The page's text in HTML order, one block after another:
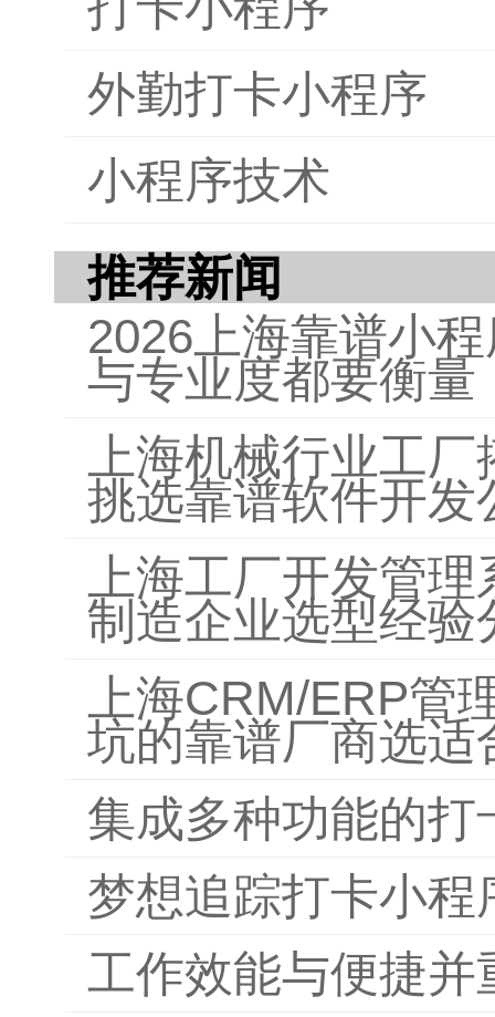
外勤打卡小程序
小程序技术
推荐新闻
2026上海靠谱小
与专业度都要衡量
上海机械行业工
挑选靠谱软件开发
上海工厂开发管
制造企业选型经验
上海CRM/ERP管
坑的靠谱厂商选适
集成多种功能的
梦想追踪打卡小程
工作效能与便捷